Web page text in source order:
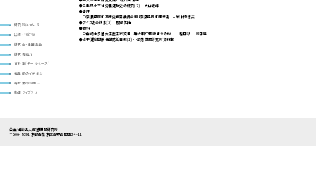
研究所について
出版・刊行物
研究会・全国集会
研究者紹介
資料室(データベース)
編集部のイチオシ
寄付金のお願い
動画ライブラリ
●三重県水平社労農運動史の研究(7)･･･大山峻峰
●書評
○奈良県同和事業史編纂委員会編『奈良県同和事業史』･･･岩村登志夫
●アイヌ史の終末(2)･･･服部知治
●資料
○山崎本多藩大庄屋庄家文書－播州郡中取締書その他－･･･稲田耕一･前田昇
●水平運動関係機関誌紙目録(1)･･･部落問題研究所資料室
公益社団法人 部落問題研究所
〒606-8691 京都市左京区高野西開町34-11